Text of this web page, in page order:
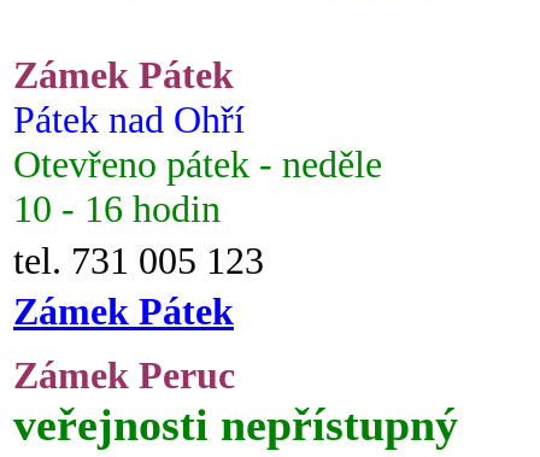
Zámek Pátek
Pátek nad Ohří
Otevřeno pátek - neděle
10 - 16 hodin
tel. 731 005 123
Zámek Pátek
Zámek Peruc
veřejnosti nepřístupný